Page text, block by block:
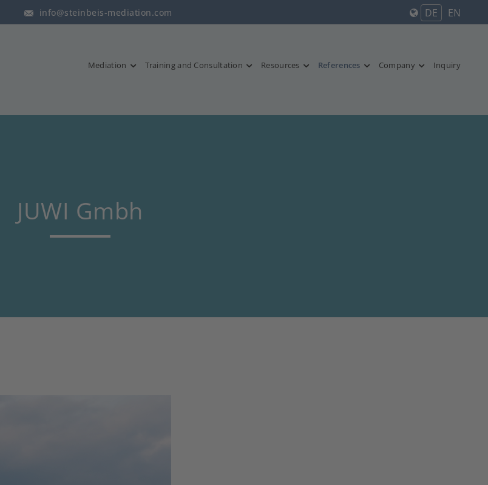
info@steinbeis-mediation.com DE EN
Mediation Training and Consultation Resources References Company Inquiry
JUWI Gmbh